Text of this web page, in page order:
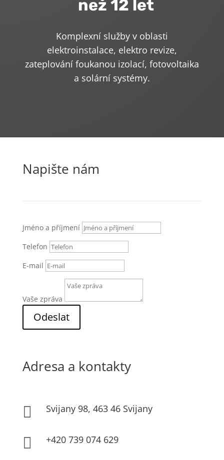
než 12 let
Komplexní služby v oblasti
elektroinstalace, elektro revize,
zateplování foukanou izolací, fotovoltaika
a solární systémy.
Napište nám
Jméno a příjmení
Telefon
E-mail
Vaše zpráva
Odeslat
Adresa a kontakty
 Svijany 98, 463 46 Svijany
 +420 739 074 629